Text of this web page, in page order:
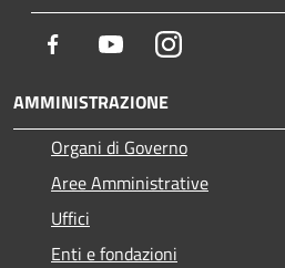
Facebook YoutubeInstagram
AMMINISTRAZIONE
Organi di Governo
Aree Amministrative
Uffici
Enti e fondazioni